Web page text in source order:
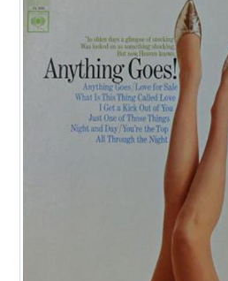
1954年に妻のリンダが亡くなっ
右足も切断するハメになり、意
にフェイドアウトしていった。
アーウィン・ウィンクラーがケ
ー役に、またその妻リンダ役に
して、2004年に映画化。12月
Lovely』という題で、邦題は『
この前には『コール・ポーター
ザ・トップ!〜』というドキュメ
（DVDではなお販売中。）